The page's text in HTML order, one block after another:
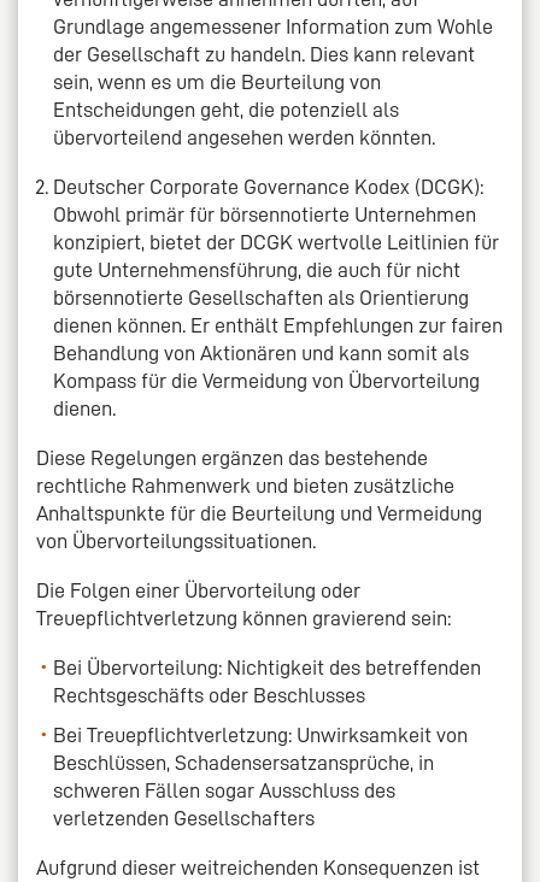
Grundlage angemessener Information zum Wohle
der Gesellschaft zu handeln. Dies kann relevant
sein, wenn es um die Beurteilung von
Entscheidungen geht, die potenziell als
übervorteilend angesehen werden könnten.
Deutscher Corporate Governance Kodex (DCGK):
Obwohl primär für börsennotierte Unternehmen
konzipiert, bietet der DCGK wertvolle Leitlinien für
gute Unternehmensführung, die auch für nicht
börsennotierte Gesellschaften als Orientierung
dienen können. Er enthält Empfehlungen zur fairen
Behandlung von Aktionären und kann somit als
Kompass für die Vermeidung von Übervorteilung
dienen.
Diese Regelungen ergänzen das bestehende
rechtliche Rahmenwerk und bieten zusätzliche
Anhaltspunkte für die Beurteilung und Vermeidung
von Übervorteilungssituationen.
Die Folgen einer Übervorteilung oder
Treuepflichtverletzung können gravierend sein:
Bei Übervorteilung: Nichtigkeit des betreffenden
Rechtsgeschäfts oder Beschlusses
Bei Treuepflichtverletzung: Unwirksamkeit von
Beschlüssen, Schadensersatzansprüche, in
schweren Fällen sogar Ausschluss des
verletzenden Gesellschafters
Aufgrund dieser weitreichenden Konsequenzen ist